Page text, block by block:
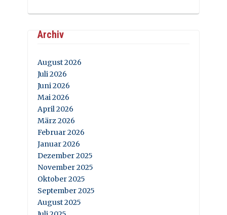
Archiv
August 2026
Juli 2026
Juni 2026
Mai 2026
April 2026
März 2026
Februar 2026
Januar 2026
Dezember 2025
November 2025
Oktober 2025
September 2025
August 2025